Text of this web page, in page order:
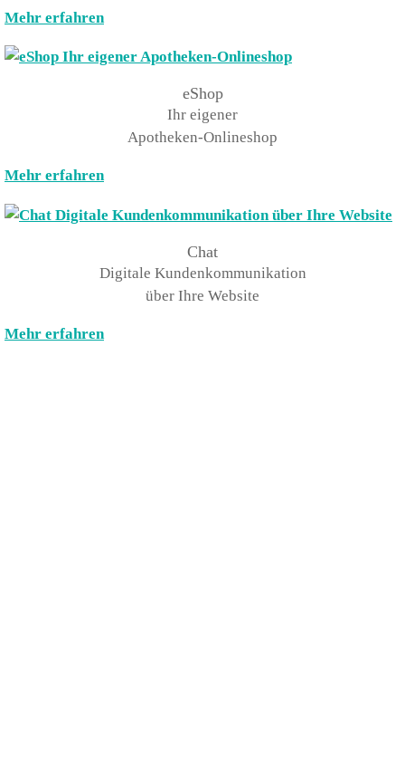
Mehr erfahren
eShop
Ihr eigener
Apotheken-Onlineshop
Mehr erfahren
Chat
Digitale Kundenkommunikation
über Ihre Website
Mehr erfahren